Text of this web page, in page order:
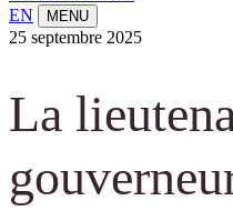
EN
MENU
25 septembre 2025
La